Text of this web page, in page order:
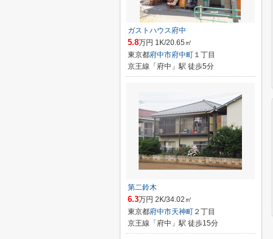
ガストハウス府中
5.8万円 1K/20.65㎡
東京都府中市府中町 １丁目
京王線「府中」駅 徒歩5分
第二鈴木
6.3万円 2K/34.02㎡
東京都府中市天神町 ２丁目
京王線「府中」駅 徒歩15分